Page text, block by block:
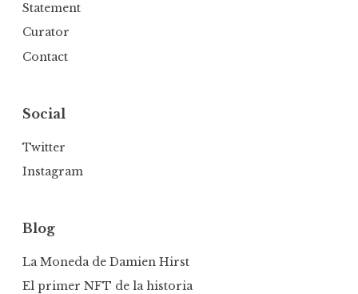
Statement
Curator
Contact
Social
Twitter
Instagram
Blog
La Moneda de Damien Hirst
El primer NFT de la historia